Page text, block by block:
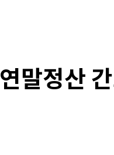
연말정산